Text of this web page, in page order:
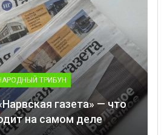
ТРИБУН
газета» — что
на самом деле